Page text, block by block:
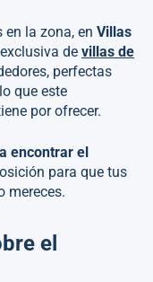
la zona, en Villas
de villas de
perfectas
que este
por ofrecer.
encontrar el
para que tus
mereces.
el